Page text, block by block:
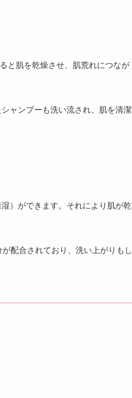
と肌を乾燥させ、肌荒れにつなが
ャンプーも洗い流され、肌を清潔
）ができます。それにより肌が乾
配合されており、洗い上がりもし